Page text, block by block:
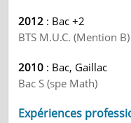
2012 : Bac +2
BTS M.U.C. (Mention B)
2010 : Bac, Gaillac
Bac S (spe Math)
Expériences